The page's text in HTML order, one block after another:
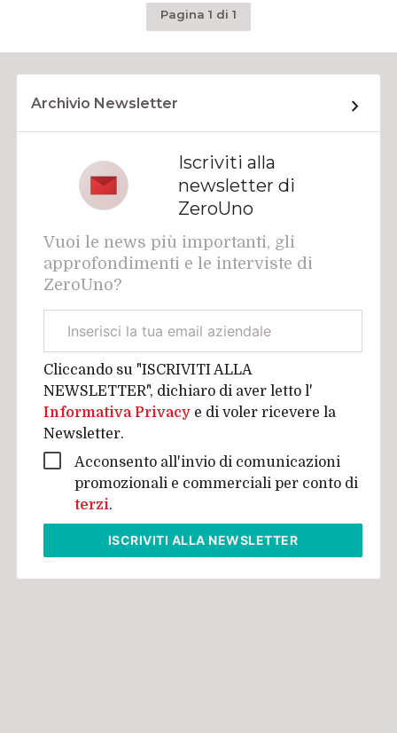
Pagina 1 di 1
Archivio Newsletter
Iscriviti alla
newsletter di
ZeroUno
Vuoi le news più importanti, gli
approfondimenti e le interviste di
ZeroUno?
aziendale
Cliccando su "ISCRIVITI ALLA
NEWSLETTER", dichiaro di aver letto l'
Informativa Privacy e di voler ricevere la
Newsletter.
Acconsento all'invio di comunicazioni
promozionali e commerciali per conto di
terzi.
ISCRIVITI ALLA NEWSLETTER